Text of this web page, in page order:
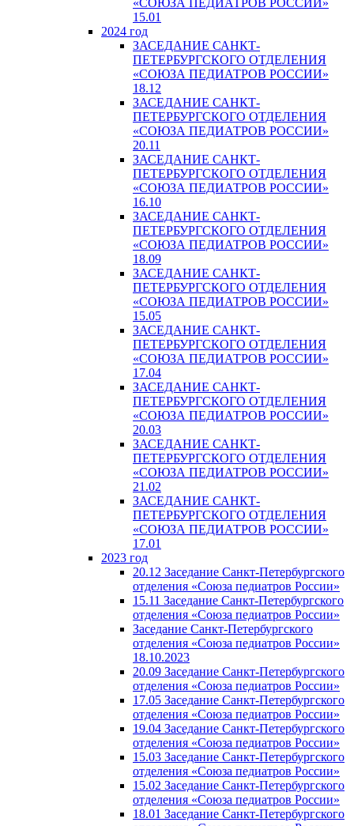
«СОЮЗА ПЕДИАТРОВ РОССИИ»
15.01
2024 год
ЗАСЕДАНИЕ САНКТ-
ПЕТЕРБУРГСКОГО ОТДЕЛЕНИЯ
«СОЮЗА ПЕДИАТРОВ РОССИИ»
18.12
ЗАСЕДАНИЕ САНКТ-
ПЕТЕРБУРГСКОГО ОТДЕЛЕНИЯ
«СОЮЗА ПЕДИАТРОВ РОССИИ»
20.11
ЗАСЕДАНИЕ САНКТ-
ПЕТЕРБУРГСКОГО ОТДЕЛЕНИЯ
«СОЮЗА ПЕДИАТРОВ РОССИИ»
16.10
ЗАСЕДАНИЕ САНКТ-
ПЕТЕРБУРГСКОГО ОТДЕЛЕНИЯ
«СОЮЗА ПЕДИАТРОВ РОССИИ»
18.09
ЗАСЕДАНИЕ САНКТ-
ПЕТЕРБУРГСКОГО ОТДЕЛЕНИЯ
«СОЮЗА ПЕДИАТРОВ РОССИИ»
15.05
ЗАСЕДАНИЕ САНКТ-
ПЕТЕРБУРГСКОГО ОТДЕЛЕНИЯ
«СОЮЗА ПЕДИАТРОВ РОССИИ»
17.04
ЗАСЕДАНИЕ САНКТ-
ПЕТЕРБУРГСКОГО ОТДЕЛЕНИЯ
«СОЮЗА ПЕДИАТРОВ РОССИИ»
20.03
ЗАСЕДАНИЕ САНКТ-
ПЕТЕРБУРГСКОГО ОТДЕЛЕНИЯ
«СОЮЗА ПЕДИАТРОВ РОССИИ»
21.02
ЗАСЕДАНИЕ САНКТ-
ПЕТЕРБУРГСКОГО ОТДЕЛЕНИЯ
«СОЮЗА ПЕДИАТРОВ РОССИИ»
17.01
2023 год
20.12 Заседание Санкт-Петербургского
отделения «Союза педиатров России»
15.11 Заседание Санкт-Петербургского
отделения «Союза педиатров России»
Заседание Санкт-Петербургского
отделения «Союза педиатров России»
18.10.2023
20.09 Заседание Санкт-Петербургского
отделения «Союза педиатров России»
17.05 Заседание Санкт-Петербургского
отделения «Союза педиатров России»
19.04 Заседание Санкт-Петербургского
отделения «Союза педиатров России»
15.03 Заседание Санкт-Петербургского
отделения «Союза педиатров России»
15.02 Заседание Санкт-Петербургского
отделения «Союза педиатров России»
18.01 Заседание Санкт-Петербургского